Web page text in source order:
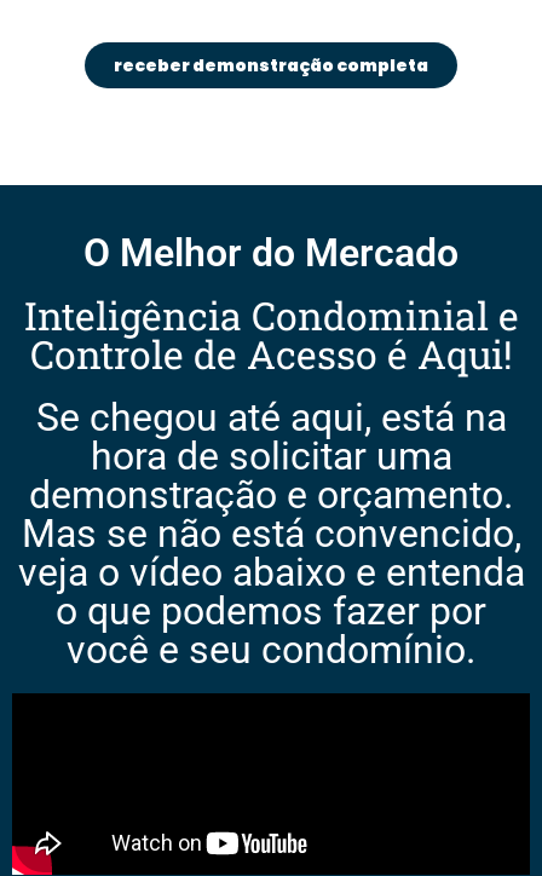
receber demonstração completa
O Melhor do Mercado
Inteligência Condominial e
Controle de Acesso é Aqui!
Se chegou até aqui, está na
hora de solicitar uma
demonstração e orçamento.
Mas se não está convencido,
veja o vídeo abaixo e entenda
o que podemos fazer por
você e seu condomínio.